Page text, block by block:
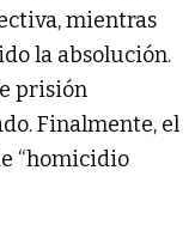
mientras
la absolución.
prisión
Finalmente, el
“homicidio